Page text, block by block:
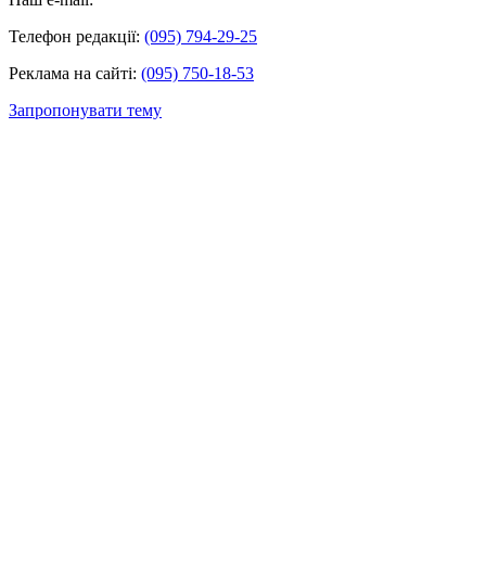
Телефон редакції: (095) 794-29-25
Реклама на сайті: (095) 750-18-53
Запропонувати тему